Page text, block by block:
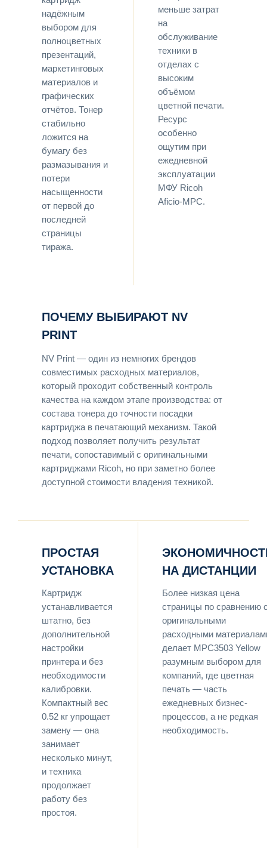
надёжным
выбором для
полноцветных
презентаций,
маркетинговых
материалов и
графических
отчётов. Тонер
стабильно
ложится на
бумагу без
размазывания и
потери
насыщенности
от первой до
последней
страницы
тиража.
меньше затрат
на
обслуживание
техники в
отделах с
высоким
объёмом
цветной печати.
Ресурс
особенно
ощутим при
ежедневной
эксплуатации
МФУ Ricoh
Aficio-MPC.
ПОЧЕМУ ВЫБИРАЮТ NV
PRINT
NV Print — один из немногих брендов
совместимых расходных материалов,
который проходит собственный контроль
качества на каждом этапе производства: от
состава тонера до точности посадки
картриджа в печатающий механизм. Такой
подход позволяет получить результат
печати, сопоставимый с оригинальными
картриджами Ricoh, но при заметно более
доступной стоимости владения техникой.
ПРОСТАЯ
УСТАНОВКА
Картридж
устанавливается
штатно, без
дополнительной
настройки
принтера и без
необходимости
калибровки.
Компактный вес
0.52 кг упрощает
замену — она
занимает
несколько минут,
и техника
продолжает
работу без
простоя.
НА ДИСТАНЦИИ
Более низкая цена
страницы по сравнению
оригинальными
расходными
делает MPC3503 Yellow
разумным выбором для
компаний, где цветная
печать — часть
ежедневных бизнес-
процессов, а не редкая
необходимость.